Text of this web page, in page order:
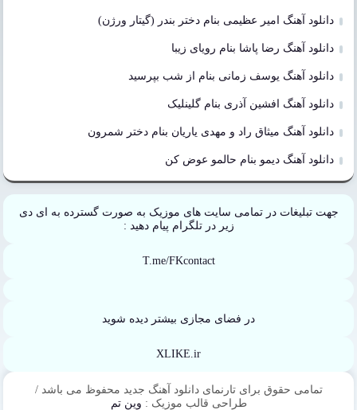
دانلود آهنگ امیر عظیمی بنام دختر بندر (گیتار ورژن)
دانلود آهنگ رضا پاشا بنام رویای زیبا
دانلود آهنگ یوسف زمانی بنام از شب بپرسید
دانلود آهنگ افشین آذری بنام گلینلیک
دانلود آهنگ میثاق راد و مهدی یاریان بنام دختر شمرون
دانلود آهنگ دیمو بنام حالمو عوض کن
جهت تبلیغات در تمامی سایت های موزیک به صورت گسترده به ای دی
زیر در تلگرام پیام دهید :
T.me/FKcontact
در فضای مجازی بیشتر دیده شوید
XLIKE.ir
تمامی حقوق برای تارنمای دانلود آهنگ جدید محفوظ می باشد /
طراحی قالب موزیک : وین تم